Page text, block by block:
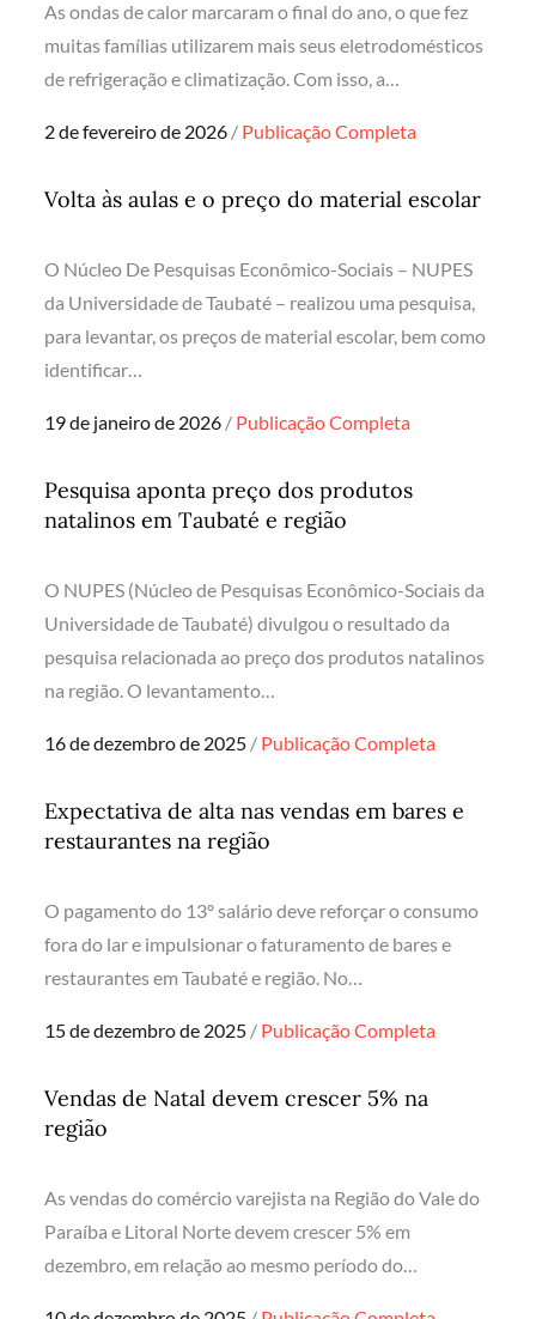
As ondas de calor marcaram o final do ano, o que fez
muitas famílias utilizarem mais seus eletrodomésticos
de refrigeração e climatização. Com isso, a…
Posted
2 de fevereiro de 2026 Publicação Completa
Volta às aulas e o preço do material escolar
O Núcleo De Pesquisas Econômico-Sociais – NUPES
da Universidade de Taubaté – realizou uma pesquisa,
para levantar, os preços de material escolar, bem como
identificar…
Posted
19 de janeiro de 2026 Publicação Completa
Pesquisa aponta preço dos produtos
natalinos em Taubaté e região
O NUPES (Núcleo de Pesquisas Econômico-Sociais da
Universidade de Taubaté) divulgou o resultado da
pesquisa relacionada ao preço dos produtos natalinos
na região. O levantamento…
Posted
16 de dezembro de 2025 Publicação Completa
Expectativa de alta nas vendas em bares e
restaurantes na região
O pagamento do 13º salário deve reforçar o consumo
fora do lar e impulsionar o faturamento de bares e
restaurantes em Taubaté e região. No…
Posted
15 de dezembro de 2025 Publicação Completa
Vendas de Natal devem crescer 5% na
região
As vendas do comércio varejista na Região do Vale do
Paraíba e Litoral Norte devem crescer 5% em
dezembro, em relação ao mesmo período do…